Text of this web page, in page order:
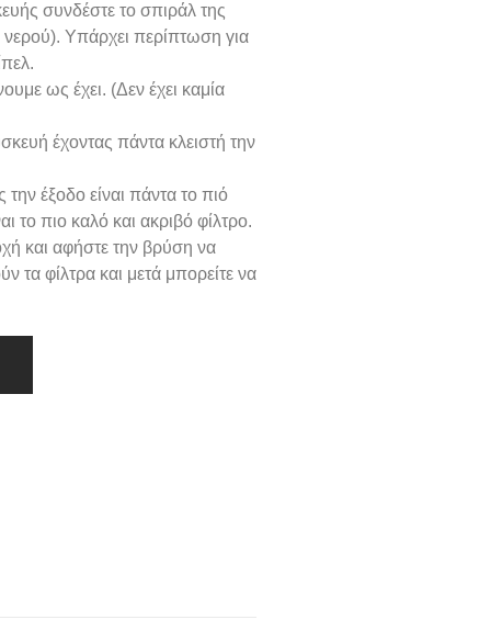
συνδέστε το σπιράλ της
Υπάρχει περίπτωση για
ως έχει. (Δεν έχει καμία
έχοντας πάντα κλειστή την
έξοδο είναι πάντα το πιό
το πιο καλό και ακριβό φίλτρο.
και αφήστε την βρύση να
τα φίλτρα και μετά μπορείτε να